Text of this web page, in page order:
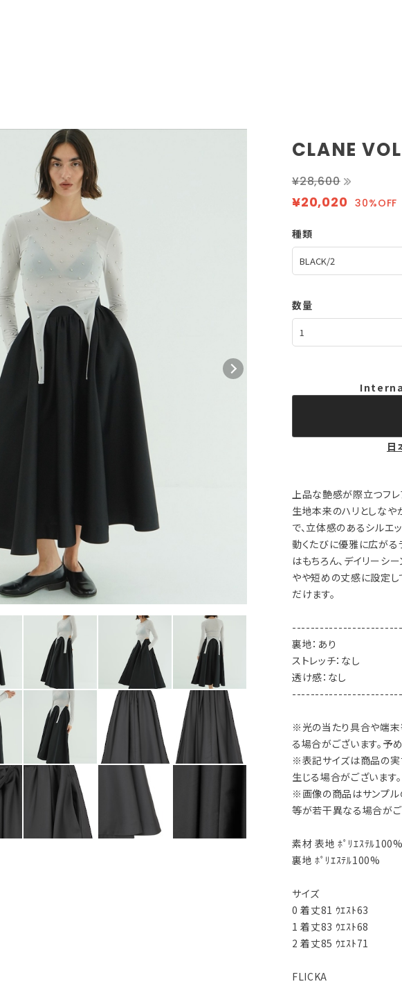
CLANE
¥28,600
¥20,020 30%OFF
種類
数量
日
上品な艶感が際立つフレ
生地本来のハリとしなや
で、立体感のあるシルエ
動くたびに優雅に広がる
はもちろん、デイリーシ
やや短めの丈感に設定し
だけます。
裏地：あり
ストレッチ：なし
透け感：なし
※光の当たり具合や端末
る場合がございます。予
※表記サイズは商品の実
生じる場合がございます。
※画像の商品はサンプル
等が若干異なる場合がご
素材 表地 ﾎﾟﾘｴｽﾃﾙ
裏地 ﾎﾟﾘｴｽﾃﾙ100%
サイズ
0 着丈81 ｳｴｽﾄ63
1 着丈83 ｳｴｽﾄ68
2 着丈85 ｳｴｽﾄ71
FLICKA